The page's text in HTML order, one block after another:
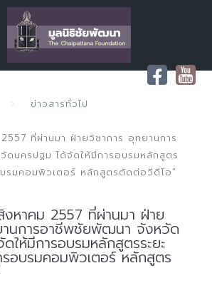
ข่าวสารทั่วไป
ที่ผ่านมา ฝ่ายวิชาการ อุทยานการ
นครปฐม ได้จัดให้มีการอบรมหลักสูตร
บรมคอมพิวเตอร์ หลักสูตรตัดต่อวีดีโอ”
หาคม 2557 ที่ผ่านมา ฝ่าย
านการอาชีพชัยพัฒนา จังหวัด
ให้มีการอบรมหลักสูตรระยะ
รอบรมคอมพิวเตอร์ หลักสูตร